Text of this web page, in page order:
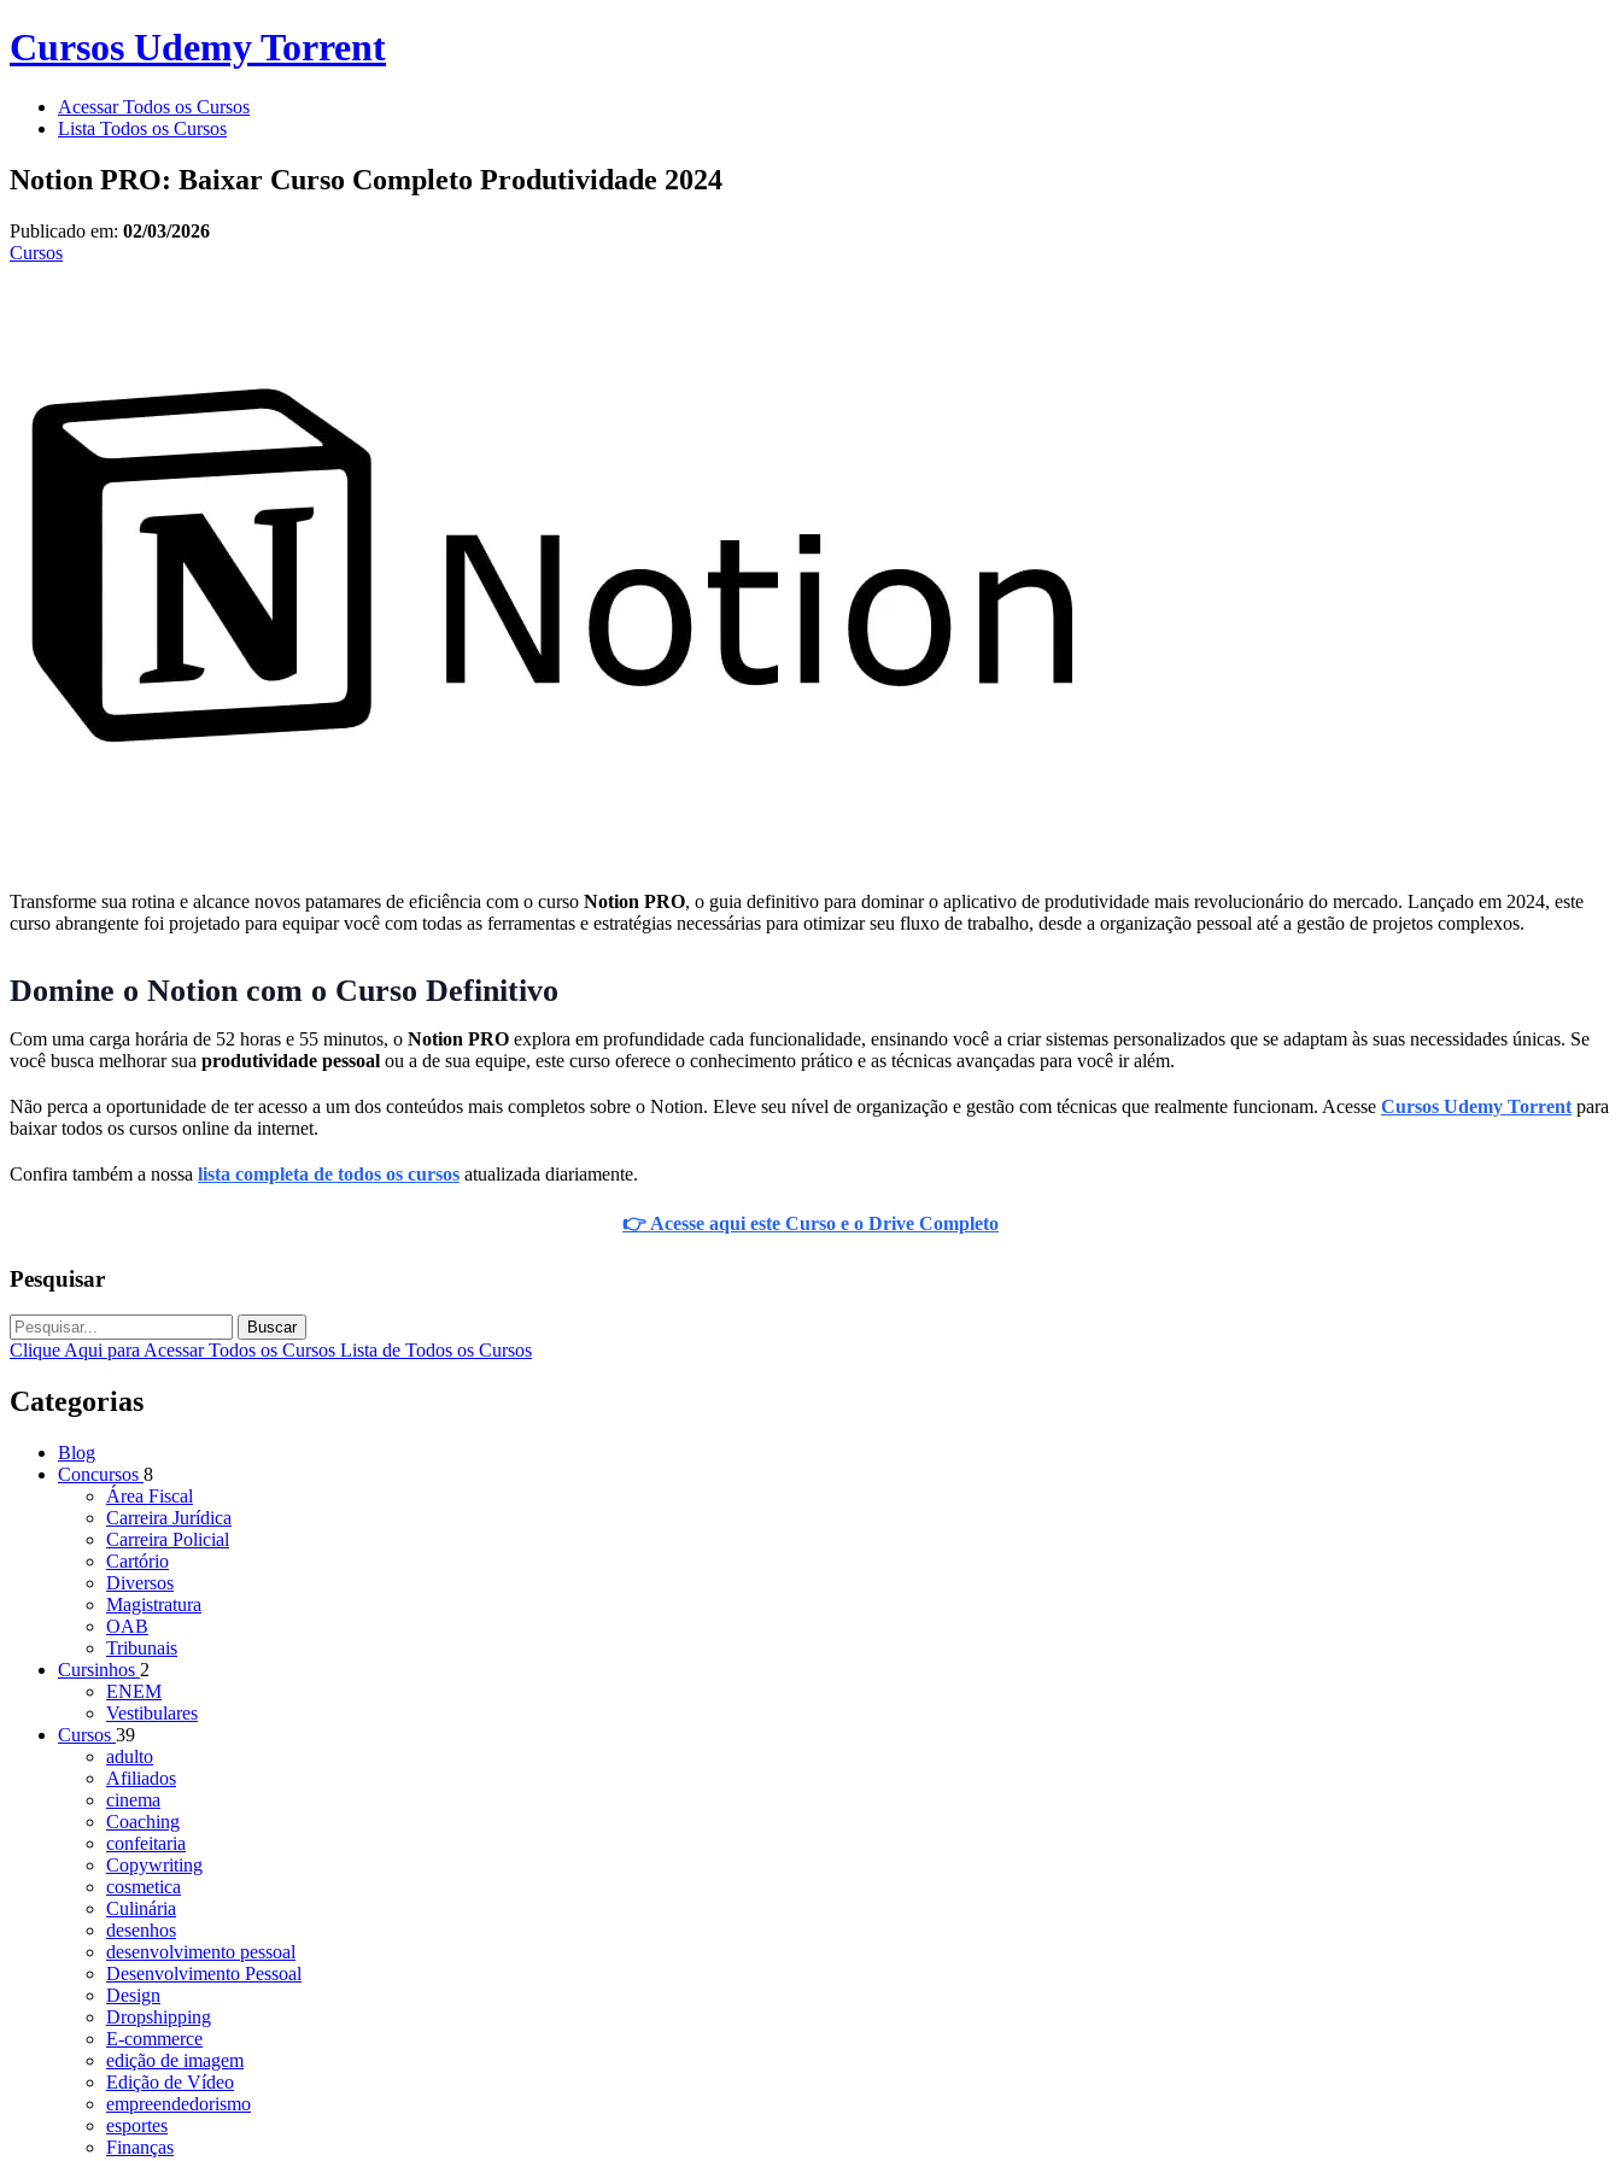
Cursos Udemy Torrent
Acessar Todos os Cursos
Lista Todos os Cursos
Notion PRO: Baixar Curso Completo Produtividade 2024
Publicado em: 02/03/2026
Cursos
Transforme sua rotina e alcance novos patamares de eficiência com o curso Notion PRO, o guia definitivo para dominar o aplicativo de produtividade mais revolucionário do mercado. Lançado em 2024, este
curso abrangente foi projetado para equipar você com todas as ferramentas e estratégias necessárias para otimizar seu fluxo de trabalho, desde a organização pessoal até a gestão de projetos complexos.
Domine o Notion com o Curso Definitivo
Com uma carga horária de 52 horas e 55 minutos, o Notion PRO explora em profundidade cada funcionalidade, ensinando você a criar sistemas personalizados que se adaptam às suas necessidades únicas. Se
você busca melhorar sua produtividade pessoal ou a de sua equipe, este curso oferece o conhecimento prático e as técnicas avançadas para você ir além.
Não perca a oportunidade de ter acesso a um dos conteúdos mais completos sobre o Notion. Eleve seu nível de organização e gestão com técnicas que realmente funcionam. Acesse Cursos Udemy Torrent para
baixar todos os cursos online da internet.
Confira também a nossa lista completa de todos os cursos atualizada diariamente.
👉 Acesse aqui este Curso e o Drive Completo
Pesquisar
Buscar
Clique Aqui para Acessar Todos os Cursos Lista de Todos os Cursos
Categorias
Blog
Concursos 8
Área Fiscal
Carreira Jurídica
Carreira Policial
Cartório
Diversos
Magistratura
OAB
Tribunais
Cursinhos 2
ENEM
Vestibulares
Cursos 39
adulto
Afiliados
cinema
Coaching
confeitaria
Copywriting
cosmetica
Culinária
desenhos
desenvolvimento pessoal
Desenvolvimento Pessoal
Design
Dropshipping
E-commerce
edição de imagem
Edição de Vídeo
empreendedorismo
esportes
Finanças